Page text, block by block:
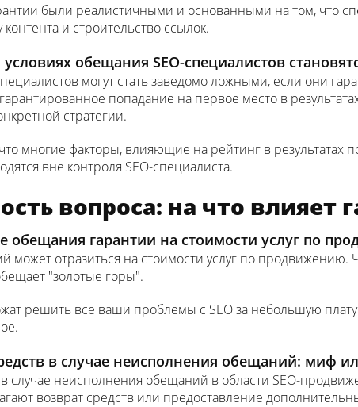
были реалистичными и основанными на том, что
контента и строительство ссылок.
обещания SEO-специалистов
могут стать заведомо ложными, если они
попадание на первое место в
стратегии.
многие факторы, влияющие на рейтинг в результатах
вне контроля SEO-специалиста.
вопроса: на что влияет
обещания гарантии на стоимости услуг по
может отразиться на стоимости услуг по
"золотые горы".
решить все ваши проблемы с SEO за небольшую
в случае неисполнения обещаний: миф
в случае неисполнения обещаний в области SEO-
возврат средств или предоставление